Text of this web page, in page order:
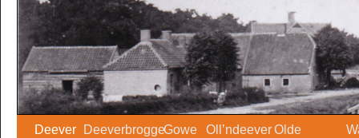
Deever DeeverbroggeGowe Oll’ndeeverOlde